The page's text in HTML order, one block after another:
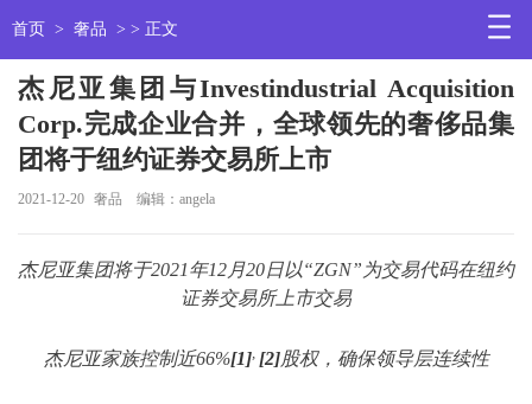
首页 > 奢品 > > 正文
杰尼亚集团与Investindustrial Acquisition
Corp.完成企业合并，全球领先的奢侈品集
团将于纽约证券交易所上市
2021-12-20 奢品 编辑：angela
杰尼亚集团将于2021年12月20日以“ZGN”为交易代码在纽约
证券交易所上市交易
杰尼亚家族控制近66%[1], [2]股权，确保领导层连续性